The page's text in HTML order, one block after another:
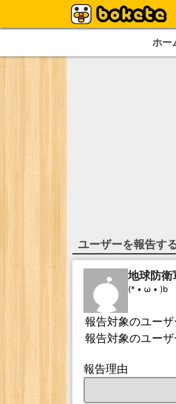
ホー
ユーザーを報告す
地球防衛
(* • ω • )b
報告対象のユーザ
報告対象のユー
報告理由